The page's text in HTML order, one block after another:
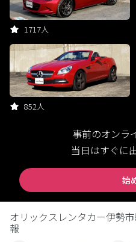
1717人
852人
事前のオンラ
当日はすぐに
始
オリックスレンタカー伊勢
報